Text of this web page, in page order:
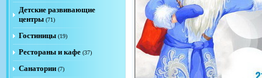
Детские развивающие
центры (71)
Гостиницы (19)
Рестораны и кафе (37)
Санатории (7)